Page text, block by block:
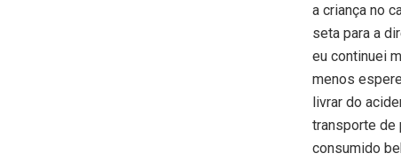
a criança no
seta para a
eu continuei
menos
livrar do
transporte de
consumido